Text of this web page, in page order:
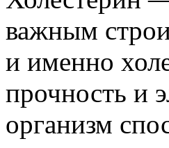
важным
и именно
прочность и
организм